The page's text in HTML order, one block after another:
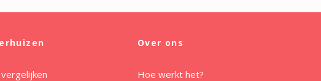
Over ons
Hoe werkt het?